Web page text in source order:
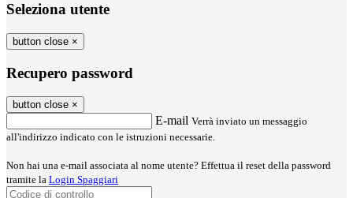
Seleziona utente
button close ×
Recupero password
button close ×
E-mail Verrà inviato un messaggio
all'indirizzo indicato con le istruzioni necessarie.
Non hai una e-mail associata al nome utente? Effettua il reset della password
tramite la Login Spaggiari